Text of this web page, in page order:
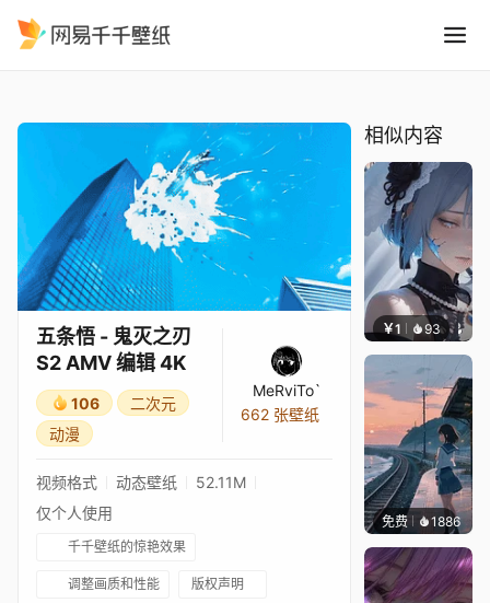
五条悟 - 鬼灭之刃
S2 AMV 编辑 4K
106
二次元
动漫
MeRviTo`
662 张壁纸
视频格式 动态壁纸
52.11M
仅个人使用
千千壁纸的惊艳效果
调整画质和性能 版权声明
相似内容
￥1 93 辰东
免费 1886辰东